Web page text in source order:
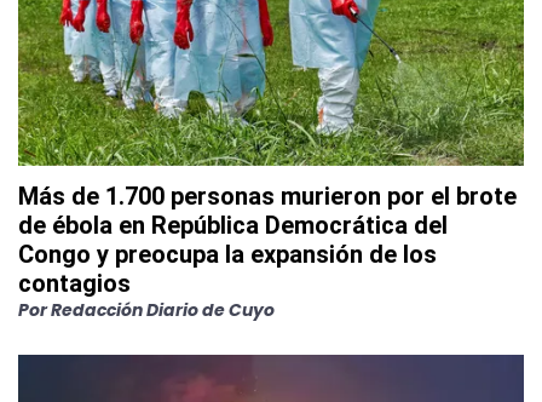
Más de 1.700 personas murieron por el brote
de ébola en República Democrática del
Congo y preocupa la expansión de los
contagios
PorRedacción Diario de Cuyo